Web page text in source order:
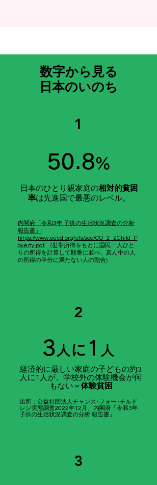
​数字から見る
日本のいのち
1
50.8％
日本のひとり親家庭の相対的貧困
率は先進国で最悪のレベル。
内閣府「令和3年 子供の生活状況調査の分析
報告書」
https://www.oecd.org/els/soc/CO_2_2Child_P
overty.pdf (世帯所得をもとに国民一人ひと
りの所得を計算して順番に並べ、真ん中の人
の所得の半分に満たない人の割合)
2
​3 人に 1 人
経済的に厳しい家庭の子どもの約3
人に1人が、学校外の体験機会が何
もない＝ 体験貧困
​出所：公益社団法人チャンス･フォー･チルド
レン実態調査2022年12月 ​、 内閣府「令和3年
子供の生活状況調査の分析 報告書」
3